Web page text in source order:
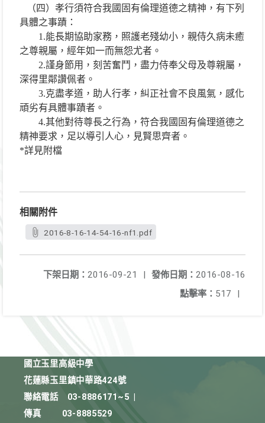
（四）孝行須符合我國固有倫理道德之精神，有下列
具體之事蹟：
1.能長期協助家務，照護老殘幼小，親侍久病未癒
之尊親屬，經年如一而無怨尤者。
2.謹身節用，刻苦奮鬥，盡力侍奉父母及尊親屬，
深得里鄰讚佩者。
3.克盡孝道，助人行孝，糾正社會不良風氣，感化
頑劣有具體事蹟者。
4.其他對待尊長之行為，符合我國固有倫理道德之
精神要求，足以導引人心，見賢思齊者。
*詳見附檔
相關附件
2016-8-16-14-54-16-nf1.pdf
發佈日期： 2016-08-16
下架日期： 2016-09-21
|
點擊率： 517 |
國立玉里高級中學
花蓮縣玉里鎮中華路424號
聯絡電話
03-8886171~5
傳真
03-8885529